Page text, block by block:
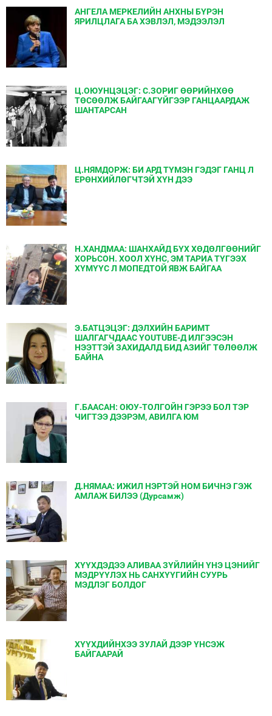
АНГЕЛА МЕРКЕЛИЙН АНХНЫ БҮРЭН
ЯРИЛЦЛАГА БА ХЭВЛЭЛ, МЭДЭЭЛЭЛ
Ц.ОЮУНЦЭЦЭГ: С.ЗОРИГ ӨӨРИЙНХӨӨ
ТӨСӨӨЛЖ БАЙГААГҮЙГЭЭР ГАНЦААРДАЖ
ШАНТАРСАН
Ц.НЯМДОРЖ: БИ АРД ТҮМЭН ГЭДЭГ ГАНЦ Л
ЕРӨНХИЙЛӨГЧТЭЙ ХҮН ДЭЭ
Н.ХАНДМАА: ШАНХАЙД БҮХ ХӨДӨЛГӨӨНИЙГ
ХОРЬСОН. ХООЛ ХҮНС, ЭМ ТАРИА ТҮГЭЭХ
ХҮМҮҮС Л МОПЕДТОЙ ЯВЖ БАЙГАА
Э.БАТЦЭЦЭГ: ДЭЛХИЙН БАРИМТ
ШАЛГАГЧДААС YOUTUBE-Д ИЛГЭЭСЭН
НЭЭТТЭЙ ЗАХИДАЛД БИД АЗИЙГ ТӨЛӨӨЛЖ
БАЙНА
Г.БААСАН: ОЮУ-ТОЛГОЙН ГЭРЭЭ БОЛ ТЭР
ЧИГТЭЭ ДЭЭРЭМ, АВИЛГА ЮМ
Д.НЯМАА: ИЖИЛ НЭРТЭЙ НОМ БИЧНЭ ГЭЖ
АМЛАЖ БИЛЭЭ (Дурсамж)
ХҮҮХДЭДЭЭ АЛИВАА ЗҮЙЛИЙН ҮНЭ ЦЭНИЙГ
МЭДРҮҮЛЭХ НЬ САНХҮҮГИЙН СУУРЬ
МЭДЛЭГ БОЛДОГ
ХҮҮХДИЙНХЭЭ ЗУЛАЙ ДЭЭР ҮНСЭЖ
БАЙГААРАЙ